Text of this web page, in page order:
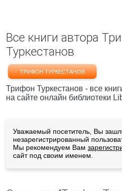
Все книги автора
Туркестанов
ТРИФОН ТУРКЕСТАНОВ
Трифон Туркестанов - все
на сайте онлайн библиотеки
Уважаемый посетитель, Вы
незарегистрированный
Мы рекомендуем Вам
сайт под своим именем.